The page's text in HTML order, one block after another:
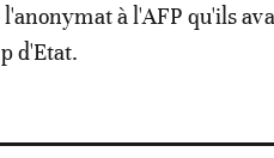
à l'AFP qu'ils
d'Etat.